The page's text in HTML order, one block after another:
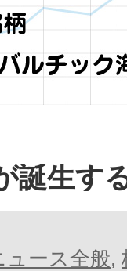
誕生す
ュース全般,